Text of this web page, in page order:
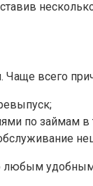
Чаще всего
по
любым